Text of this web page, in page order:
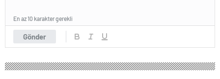
Gönder
En az 10 karakter gerekli